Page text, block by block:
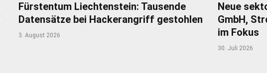
Fürstentum Liechtenstein: Tausende
Datensätze bei Hackerangriff gestohlen
3. August 2026
Neue
GmbH,
im Fokus
30. Juli 2026